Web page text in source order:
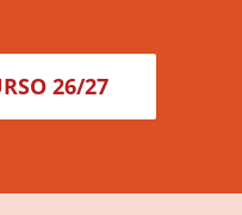
26/27